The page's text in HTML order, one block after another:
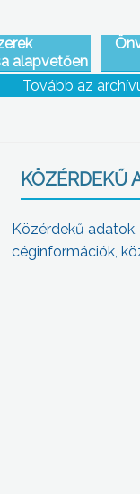
alapvetően
Tovább az
KÖZÉRDEKŰ
Közérdekű adatok,
céginformációk,